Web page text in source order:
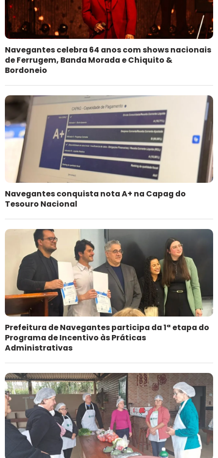
Navegantes celebra 64 anos com shows nacionais
de Ferrugem, Banda Morada e Chiquito &
Bordoneio
Navegantes conquista nota A+ na Capag do
Tesouro Nacional
Prefeitura de Navegantes participa da 1ª etapa do
Programa de Incentivo às Práticas
Administrativas